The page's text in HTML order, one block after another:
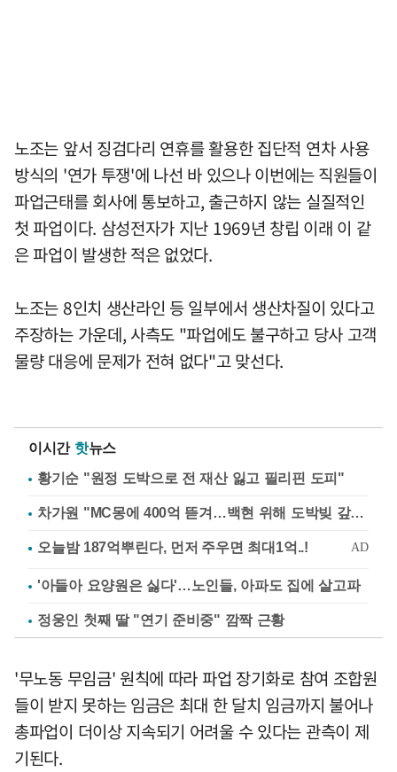
노조는 앞서 징검다리 연휴를 활용한 집단적 연차 사용
방식의 '연가 투쟁'에 나선 바 있으나 이번에는 직원들이
파업근태를 회사에 통보하고, 출근하지 않는 실질적인
첫 파업이다. 삼성전자가 지난 1969년 창립 이래 이 같
은 파업이 발생한 적은 없었다.
노조는 8인치 생산라인 등 일부에서 생산차질이 있다고
주장하는 가운데, 사측도 "파업에도 불구하고 당사 고객
물량 대응에 문제가 전혀 없다"고 맞선다.
이시간 핫뉴스
황기순 "원정 도박으로 전 재산 잃고 필리핀 도피"
차가원 "MC몽에 400억 뜯겨…백현 위해 도박빚 갚아줘"
'아들아 요양원은 싫다'…노인들, 아파도 집에 살고파
정웅인 첫째 딸 "연기 준비중" 깜짝 근황
'무노동 무임금' 원칙에 따라 파업 장기화로 참여 조합원
들이 받지 못하는 임금은 최대 한 달치 임금까지 불어나
총파업이 더이상 지속되기 어려울 수 있다는 관측이 제
기된다.